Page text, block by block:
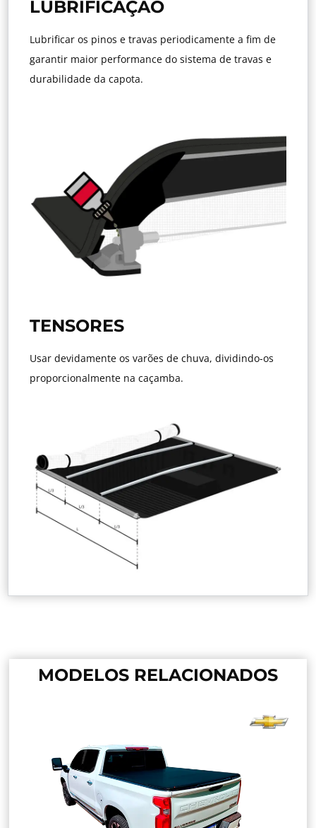
LUBRIFICAÇÃO
Lubrificar os pinos e travas periodicamente a fim de
garantir maior performance do sistema de travas e
durabilidade da capota.
TENSORES
Usar devidamente os varões de chuva, dividindo-os
proporcionalmente na caçamba.
MODELOS RELACIONADOS